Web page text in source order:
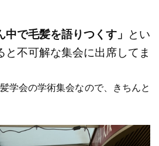
中で毛髪を語りつくす」
とい
と不可解な集会に出席してま
学会の学術集会なので、きちんと